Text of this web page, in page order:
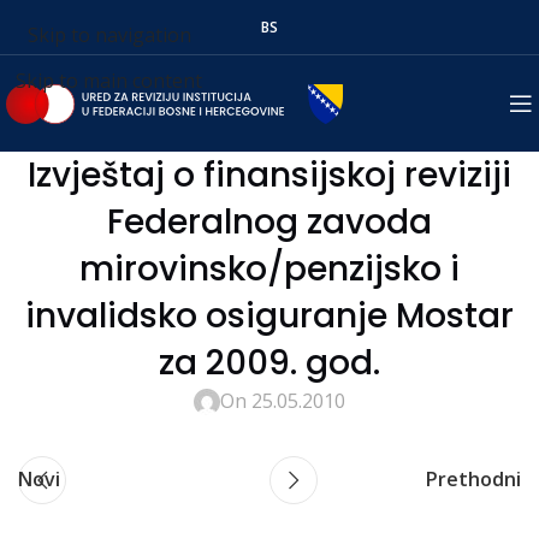
Skip to navigation
Skip to main content
BS
Izvještaj o finansijskoj reviziji
Federalnog zavoda
mirovinsko/penzijsko i
invalidsko osiguranje Mostar
za 2009. god.
On 25.05.2010
Novi Prethodni